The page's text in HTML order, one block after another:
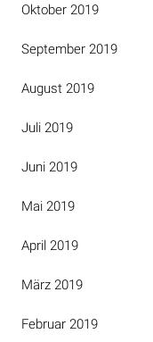
Oktober 2019
September 2019
August 2019
Juli 2019
Juni 2019
Mai 2019
April 2019
März 2019
Februar 2019